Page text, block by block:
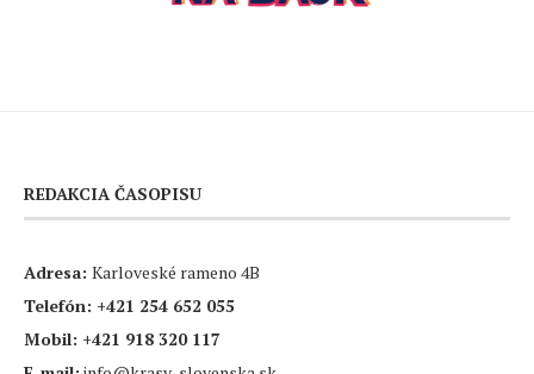
REDAKCIA ČASOPISU
Adresa: Karloveské rameno 4B
Telefón: +421 254 652 055
Mobil: +421 918 320 117